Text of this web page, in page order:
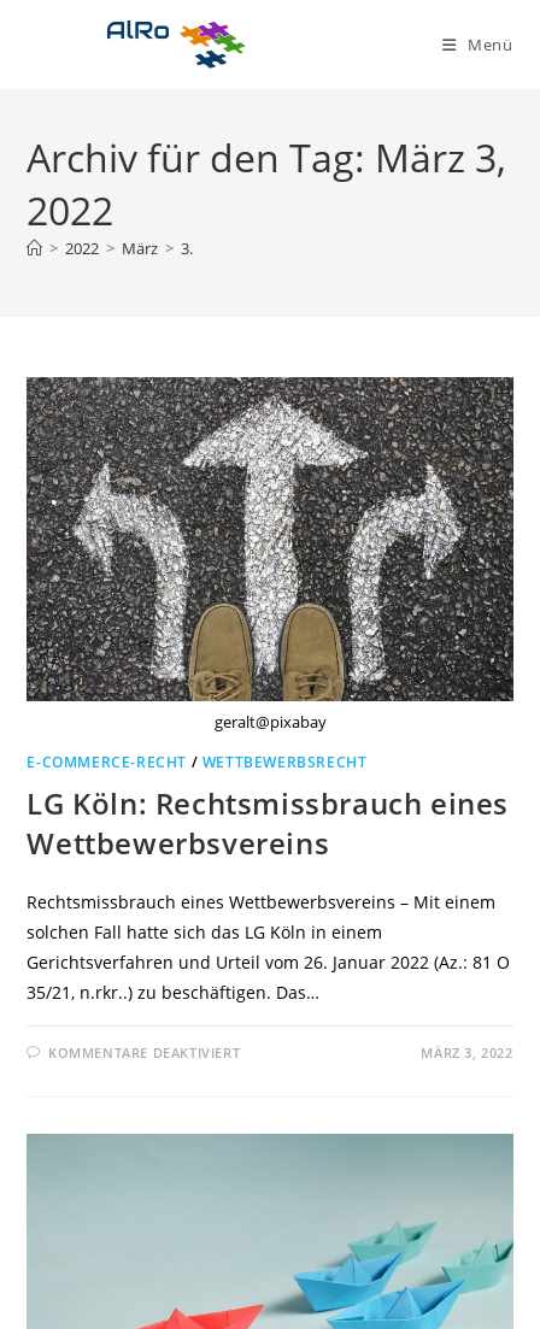
Menü
Archiv für den Tag: März 3,
2022
> 2022 > März > 3.
geralt@pixabay
E-COMMERCE-RECHT / WETTBEWERBSRECHT
LG Köln: Rechtsmissbrauch eines
Wettbewerbsvereins
Rechtsmissbrauch eines Wettbewerbsvereins – Mit einem
solchen Fall hatte sich das LG Köln in einem
Gerichtsverfahren und Urteil vom 26. Januar 2022 (Az.: 81 O
35/21, n.rkr..) zu beschäftigen. Das…
KOMMENTARE DEAKTIVIERTFÜR
WETTBEWERBSVEREINS
MÄRZ 3, 2022